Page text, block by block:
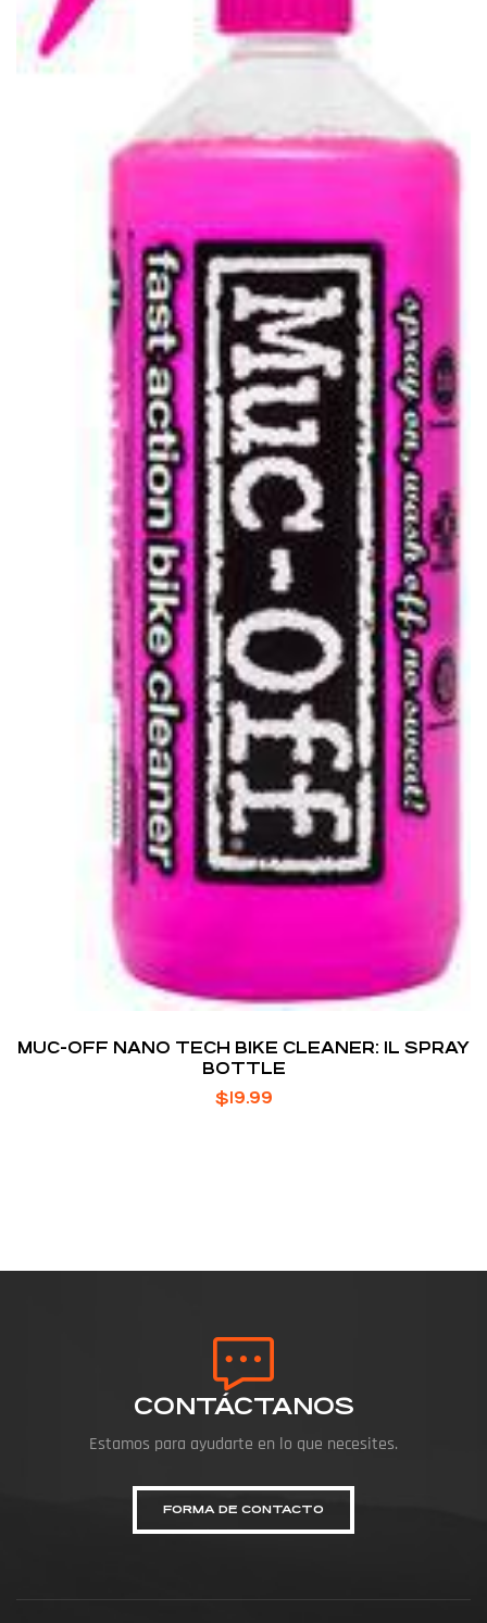
MUC-OFF NANO TECH BIKE CLEANER: 1L SPRAY
BOTTLE
$19.99
CONTÁCTANOS
Estamos para ayudarte en lo que necesites.
FORMA DE CONTACTO